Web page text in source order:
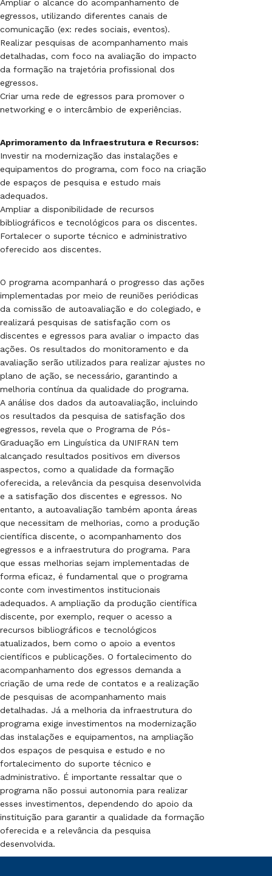
Ampliar o alcance do acompanhamento de
egressos, utilizando diferentes canais de
comunicação (ex: redes sociais, eventos).
Realizar pesquisas de acompanhamento mais
detalhadas, com foco na avaliação do impacto
da formação na trajetória profissional dos
egressos.
Criar uma rede de egressos para promover o
networking e o intercâmbio de experiências.
Aprimoramento da Infraestrutura e Recursos:
Investir na modernização das instalações e
equipamentos do programa, com foco na criação
de espaços de pesquisa e estudo mais
adequados.
Ampliar a disponibilidade de recursos
bibliográficos e tecnológicos para os discentes.
Fortalecer o suporte técnico e administrativo
oferecido aos discentes.
O programa acompanhará o progresso das ações
implementadas por meio de reuniões periódicas
da comissão de autoavaliação e do colegiado, e
realizará pesquisas de satisfação com os
discentes e egressos para avaliar o impacto das
ações. Os resultados do monitoramento e da
avaliação serão utilizados para realizar ajustes no
plano de ação, se necessário, garantindo a
melhoria contínua da qualidade do programa.
A análise dos dados da autoavaliação, incluindo
os resultados da pesquisa de satisfação dos
egressos, revela que o Programa de Pós-
Graduação em Linguística da UNIFRAN tem
alcançado resultados positivos em diversos
aspectos, como a qualidade da formação
oferecida, a relevância da pesquisa desenvolvida
e a satisfação dos discentes e egressos. No
entanto, a autoavaliação também aponta áreas
que necessitam de melhorias, como a produção
científica discente, o acompanhamento dos
egressos e a infraestrutura do programa. Para
que essas melhorias sejam implementadas de
forma eficaz, é fundamental que o programa
conte com investimentos institucionais
adequados. A ampliação da produção científica
discente, por exemplo, requer o acesso a
recursos bibliográficos e tecnológicos
atualizados, bem como o apoio a eventos
científicos e publicações. O fortalecimento do
acompanhamento dos egressos demanda a
criação de uma rede de contatos e a realização
de pesquisas de acompanhamento mais
detalhadas. Já a melhoria da infraestrutura do
programa exige investimentos na modernização
das instalações e equipamentos, na ampliação
dos espaços de pesquisa e estudo e no
fortalecimento do suporte técnico e
administrativo. É importante ressaltar que o
programa não possui autonomia para realizar
esses investimentos, dependendo do apoio da
instituição para garantir a qualidade da formação
oferecida e a relevância da pesquisa
desenvolvida.